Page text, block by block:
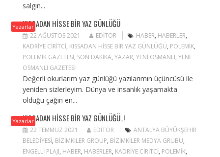
salgın...
YazarlarKISSADAN HISSE BIR YAZ GÜNLÜĞÜ
22 AĞUSTOS 2021 EDITOR HABER, HABERLER,
KADRIYE CIRITCI, KISSADAN HISSE BIR YAZ GÜNLÜĞÜ, POLEMIK,
POLEMIK GAZETESI, SON DAKIKA, YAZAR, YENI OSMANLI, YENI
OSMANLI GAZETESI
Değerli okurlarım yaz günlüğü yazılarımın üçüncüsü ile
yeniden sizlerleyim. Dünya ve insanlık yaşamakta
olduğu çağın en...
YazarlarKISSADAN HISSE BIR YAZ GÜNLÜĞÜ..!
22 TEMMUZ 2021 EDITOR
ANTALYA BÜYÜKŞEHIR
BELEDIYESI, BIZIMKILER GROUP, BIZIMKILER MEDYA GRUBU,
ENGELLI PLAJI, HABER, HABERLER, KADRIYE CIRITCI, POLEMIK,